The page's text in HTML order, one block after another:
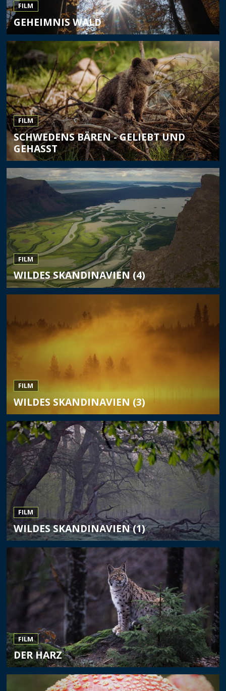
FILM
GEHEIMNIS WALD
FILM
SCHWEDENS BÄREN - GELIEBT UND
GEHASST
FILM
WILDES SKANDINAVIEN (4)
FILM
WILDES SKANDINAVIEN (3)
FILM
WILDES SKANDINAVIEN (1)
FILM
DER HARZ